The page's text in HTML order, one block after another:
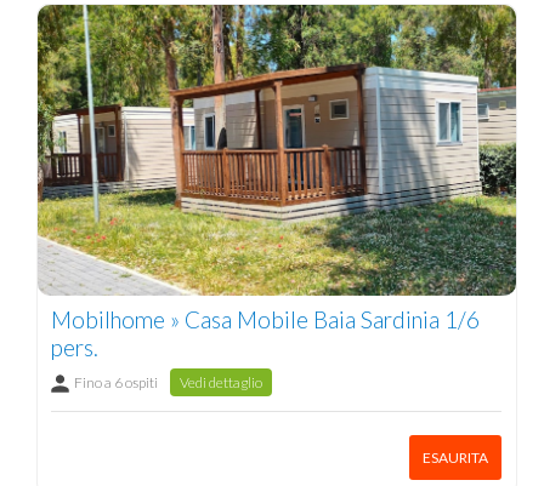
Mobilhome » Casa Mobile Baia Sardinia 1/6
pers.
Fino a 6 ospiti Vedi dettaglio
ESAURITA